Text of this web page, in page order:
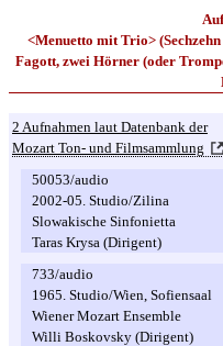
<Menuetto mit Trio>
Fagott, zwei Hörner (oder
2 Aufnahmen laut Datenbank der
Mozart Ton- und Filmsammlung
50053/audio
2002-05. Studio/Zilina
Slowakische Sinfonietta
Taras Krysa (Dirigent)
733/audio
1965. Studio/Wien, Sofiensaal
Wiener Mozart Ensemble
Willi Boskovsky (Dirigent)